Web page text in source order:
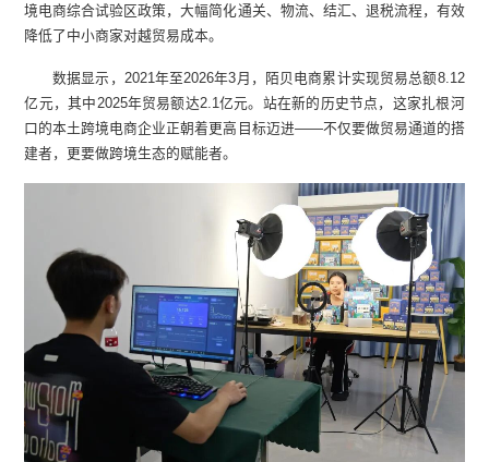
境电商综合试验区政策，大幅简化通关、物流、结汇、退税流程，有效
降低了中小商家对越贸易成本。
数据显示，2021年至2026年3月，陌贝电商累计实现贸易总额8.12
亿元，其中2025年贸易额达2.1亿元。站在新的历史节点，这家扎根河
口的本土跨境电商企业正朝着更高目标迈进——不仅要做贸易通道的搭
建者，更要做跨境生态的赋能者。